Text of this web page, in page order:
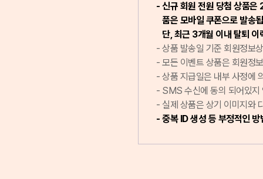
신규 회원 전원 당첨 상품
품은 모바일 쿠폰으로 발송
단, 최근 3개월 이내 탈퇴
상품 발송일 기준 회원정보
모든 이벤트 상품은 회원정
상품 지급일은 내부 사정에
SMS 수신에 동의 되어있지
실제 상품은 상기 이미지와
중복 ID 생성 등 부정적인